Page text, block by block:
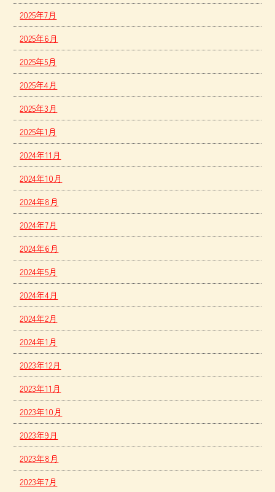
2025年7月
2025年6月
2025年5月
2025年4月
2025年3月
2025年1月
2024年11月
2024年10月
2024年8月
2024年7月
2024年6月
2024年5月
2024年4月
2024年2月
2024年1月
2023年12月
2023年11月
2023年10月
2023年9月
2023年8月
2023年7月